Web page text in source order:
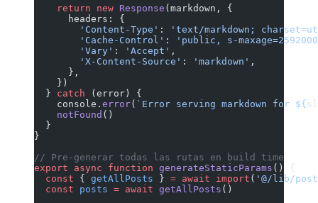
    return
new Response (markdown, {
      headers: {
        'Content-Type'
:
'text/markdown;
        'Cache-Control'
:
'public, s-
        'Vary'
: 'Accept' ,
        'X-Content-Source'
: 'markdown' ,
      },
    })
  }
catch (error) {
    console.
error( `Error serving markdown for ${
    notFound
()
  }
}
// Pre-generar todas las rutas en build time
export async function generateStaticParams () {
  const
{ getAllPosts } = await import ( '@/lib/
  const
posts = await getAllPosts ()